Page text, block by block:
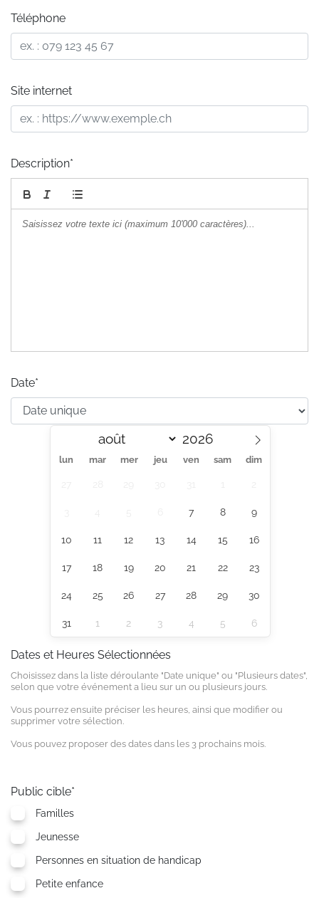
Téléphone
Site internet
Description*
Date*
lun mar mer jeu ven sam dim
7 8 9
10 11 12 13 14 15 16
17 18 19 20 21 22 23
24 25 26 27 28 29 30
31 1 2 3 4 5 6
Dates et Heures Sélectionnées
Choisissez dans la liste déroulante "Date unique" ou "Plusieurs dates",
selon que votre événement a lieu sur un ou plusieurs jours.
Vous pourrez ensuite préciser les heures, ainsi que modifier ou
supprimer votre sélection.
Vous pouvez proposer des dates dans les 3 prochains mois.
Public cible*
Familles
Jeunesse
Personnes en situation de handicap
Petite enfance